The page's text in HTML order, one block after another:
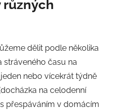
různých
dělit podle několika
stráveného času na
nebo vícekrát týdně
na celodenní
přespáváním v domácím